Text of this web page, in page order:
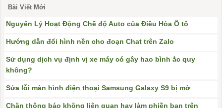
Bài Viết Mới
Nguyên Lý Hoạt Động Chế độ Auto của Điều Hòa Ô tô
Hướng dẫn đổi hình nền cho đoạn Chat trên Zalo
Sử dụng dịch vụ định vị xe máy có gây hao bình ắc quy
không?
Sửa lỗi màn hình điện thoại Samsung Galaxy S9 bị mờ
Chặn thông báo không liên quan hay làm phiền bạn trên